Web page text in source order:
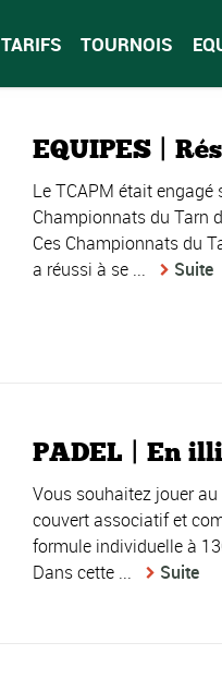
TARIFS TOURNOIS
EQUIPES |
Le TCAPM était
Championnats du Tarn
Ces Championnats du
a réussi à se ...
Suite
PADEL | En
Vous souhaitez jouer
couvert associatif et
formule individuelle à
Dans cette ...
Suite